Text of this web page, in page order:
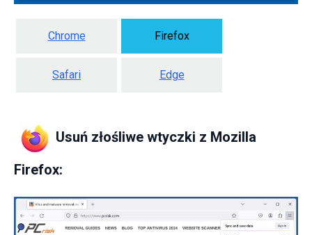
Chrome Firefox
Safari Edge
Usuń złośliwe wtyczki z Mozilla
Firefox: